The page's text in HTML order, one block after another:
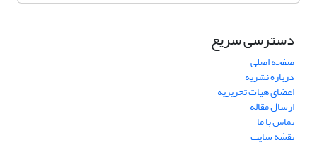
دسترسی سریع
صفحه اصلی
درباره نشریه
اعضای هیات تحریریه
ارسال مقاله
تماس با ما
نقشه سایت